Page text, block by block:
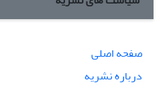
ابزارهای آموزشی تطبیقی،
پردازش زبان طبیعی مبتنی
صفحه اصلی
درباره نشریه